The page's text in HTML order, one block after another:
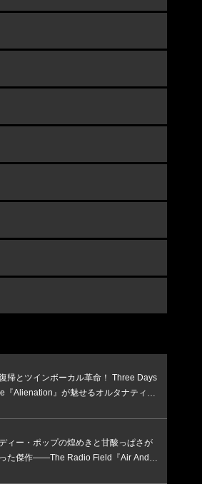
帰とツインボーカル革命！ Three Days
『Alienation』が魅せるオルタナティ
ィー・ポップの煌めきと甘酸っぱさが
た傑作——The Radio Field『Air And S